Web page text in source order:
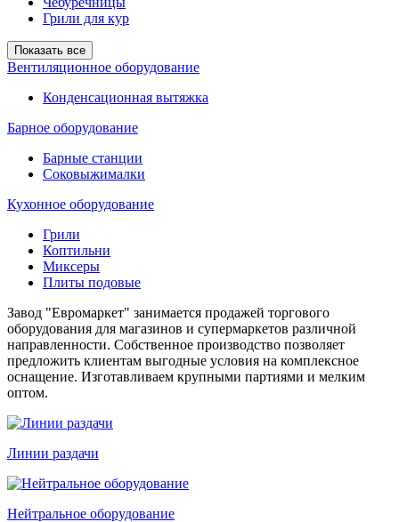
Грили для кур
Показать все
Вентиляционное оборудование
Конденсационная вытяжка
Барное оборудование
Барные станции
Соковыжималки
Кухонное оборудование
Грили
Коптильни
Миксеры
Плиты подовые
Завод "Евромаркет" занимается продажей торгового
оборудования для магазинов и супермаркетов различной
направленности. Собственное производство позволяет
предложить клиентам выгодные условия на комплексное
оснащение. Изготавливаем крупными партиями и мелким
оптом.
Линии раздачи
Нейтральное оборудование